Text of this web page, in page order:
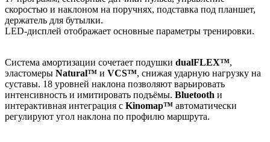
скоростью и наклоном на поручнях, подставка под планшет,
держатель для бутылки.
LED-дисплей отображает основные параметры тренировки.
Система амортизации сочетает подушки dualFLEX™,
эластомеры Natural™ и VCS™, снижая ударную нагрузку на
суставы. 18 уровней наклона позволяют варьировать
интенсивность и имитировать подъёмы. Bluetooth и
интерактивная интеграция с Kinomap™ автоматически
регулируют угол наклона по профилю маршрута.